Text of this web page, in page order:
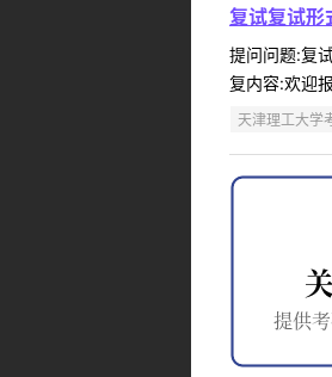
复试复试形
提问问题:复
复内容:欢迎
天津理工大学